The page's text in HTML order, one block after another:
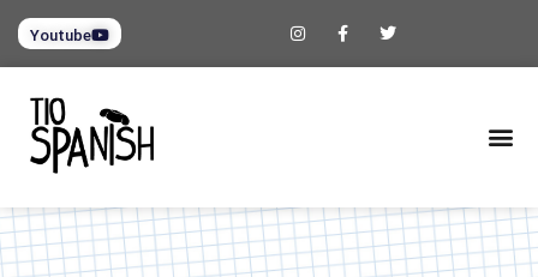
Youtube